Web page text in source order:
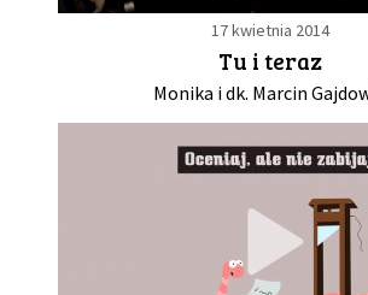
17 kwietnia 2014
Tu i teraz
Monika i dk. Marcin